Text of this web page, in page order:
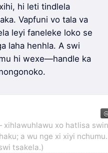
hi leti tindlela
Vapfuni vo tala va
leyi faneleke loko se
laha henhla. A swi
hi wexe—handle ka
xo hatlisa
a wu nge xi xiyi
tsakela.)